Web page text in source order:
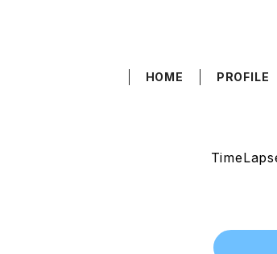
HOME PROFILE